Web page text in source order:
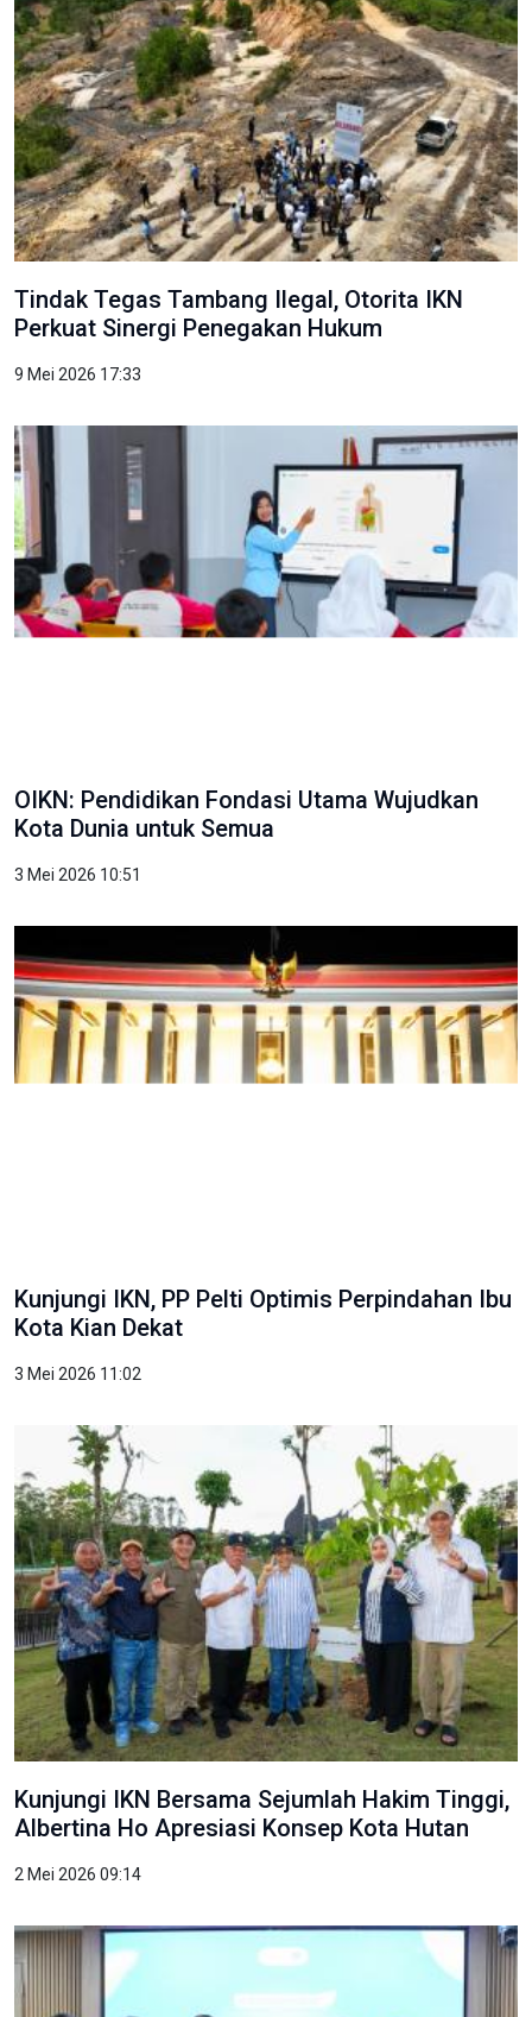
Tindak Tegas Tambang Ilegal, Otorita IKN
Perkuat Sinergi Penegakan Hukum
9 Mei 2026 17:33
OIKN: Pendidikan Fondasi Utama Wujudkan
Kota Dunia untuk Semua
3 Mei 2026 10:51
Kunjungi IKN, PP Pelti Optimis Perpindahan Ibu
Kota Kian Dekat
3 Mei 2026 11:02
Kunjungi IKN Bersama Sejumlah Hakim Tinggi,
Albertina Ho Apresiasi Konsep Kota Hutan
2 Mei 2026 09:14